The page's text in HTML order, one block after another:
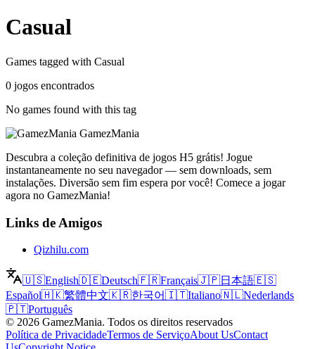
Casual
Games tagged with Casual
0 jogos encontrados
No games found with this tag
GamezMania
Descubra a coleção definitiva de jogos H5 grátis! Jogue
instantaneamente no seu navegador — sem downloads, sem
instalações. Diversão sem fim espera por você! Comece a jogar
agora no GamezMania!
Links de Amigos
Qizhilu.com
🇺🇸English🇩🇪Deutsch🇫🇷Français🇯🇵日本語🇪🇸
Español🇭🇰繁體中文🇰🇷한국어🇮🇹Italiano🇳🇱Nederlands
🇵🇹Português
© 2026 GamezMania. Todos os direitos reservados
Política de PrivacidadeTermos de ServiçoAbout UsContact